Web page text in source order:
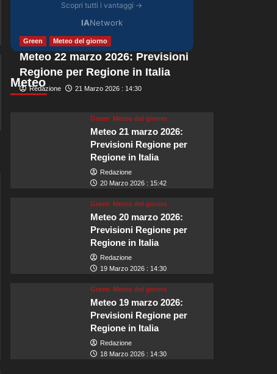
Scopri tutti i vantaggi →
IANetwork
Meteo
Green Meteo del giorno
Meteo 22 marzo 2026: Previsioni
Regione per Regione in Italia
Redazione 21 Marzo 2026 : 14:30
Green Meteo del giorno
Meteo 21 marzo 2026:
Previsioni Regione per
Regione in Italia
Redazione
20 Marzo 2026 : 15:42
Green Meteo del giorno
Meteo 20 marzo 2026:
Previsioni Regione per
Regione in Italia
Redazione
19 Marzo 2026 : 14:30
Green Meteo del giorno
Meteo 19 marzo 2026:
Previsioni Regione per
Regione in Italia
Redazione
18 Marzo 2026 : 14:30